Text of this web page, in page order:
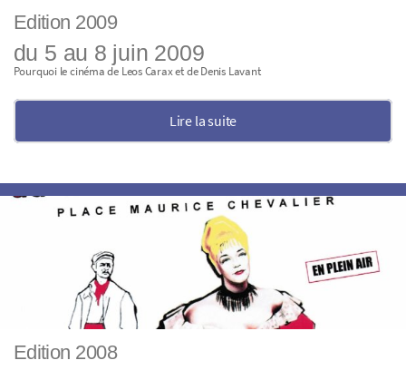
Edition 2009
du 5 au 8 juin 2009
Pourquoi le cinéma de Leos Carax et de Denis Lavant
Lire la suite
Edition 2008